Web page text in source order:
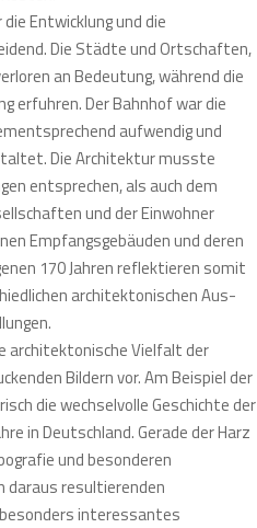
Entwicklung und die
Die Städte und Ortschaften,
an Bedeutung, während die
erfuhren. Der Bahnhof war die
aufwendig und
Die Architektur musste
entsprechen, als auch dem
und der Einwohner
Empfangsgebäuden und deren
170 Jahren reflektieren somit
architektonischen Aus-
architektonische Vielfalt der
Bildern vor. Am Beispiel der
die wechselvolle Geschichte der
in Deutschland. Gerade der Harz
und besonderen
daraus resultierenden
interessantes